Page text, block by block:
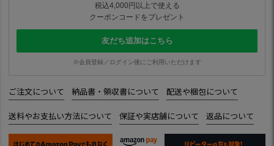
税込4,000円以上で使える
クーポンコードをプレゼント
友だち追加はこちら
※会員登録／ログイン後にご利用いただけます
ご注文について 納品書・領収書について 配送や梱包について
送料やお支払い方法について 保証や実店舗について 返品について